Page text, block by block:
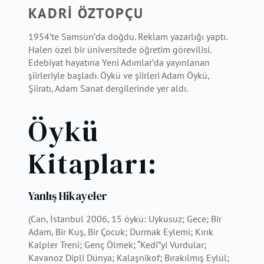
KADRİ ÖZTOPÇU
1954’te Samsun’da doğdu. Reklam yazarlığı yaptı.
Halen özel bir üniversitede öğretim görevilisi.
Edebiyat hayatına Yeni Adımlar’da yayınlanan
şiirleriyle başladı. Öykü ve şiirleri Adam Öykü,
Şiiratı, Adam Sanat dergilerinde yer aldı.
Öykü
Kitapları:
Yanlış Hikayeler
(Can, İstanbul 2006, 15 öykü: Uykusuz; Gece; Bir
Adam, Bir Kuş, Bir Çocuk; Durmak Eylemi; Kırık
Kalpler Treni; Genç Ölmek; “Kedi”yi Vurdular;
Kavanoz Dipli Dünya; Kalaşnikof; Bırakılmış Eylül;